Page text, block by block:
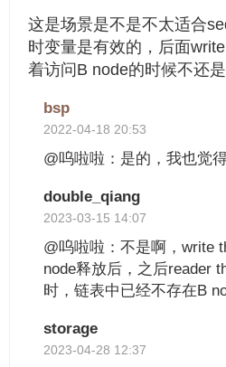
这是场景是不是不太适合
时变量是有效的，后面
着访问B node的时候不还
bsp
2022-04-18 20:53
@呜啦啦：是的，我也觉
double_qiang
2023-03-15 14:07
@呜啦啦：不是啊，write
node释放后，之后reader
时，链表中已经不存在B
storage
2023-04-28 12:37